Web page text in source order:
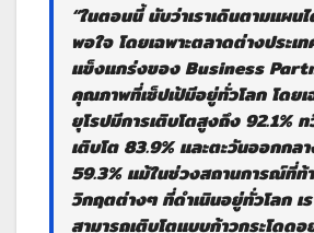
“ในตอนนี้ นับว่าเราเดินตามแผน
พอใจ โดยเฉพาะตลาดต่างประเ
แข็งแกร่งของ Business
คุณภาพที่เซ็ปเป้มีอยู่ทั่วโลก โดยเ
ยุโรปมีการเติบโตสูงถึง 92.1% ท
เติบโต 83.9% และตะวันออกกล
59.3% แม้ในช่วงสถานการณ์ที่ท้
วิกฤตต่างๆ ที่ดำเนินอยู่ทั่วโลก เ
สามารถเติบโตแบบก้าวกระโดด